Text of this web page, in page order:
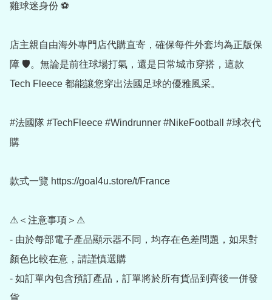
雞球迷身份 ⚽
店主親自由海外專門店代購直寄，確保每件外套均為正版保
障 🛡️。無論是前往球場打氣，還是日常城市穿搭，這款
Tech Fleece 都能讓您穿出法國足球的優雅風采。
#法國隊 #TechFleece #Windrunner #NikeFootball #球衣代
購
款式一覽 https://goal4u.store/t/France
⚠＜注意事項＞⚠
- 由於每部電子產品顯示器不同，均存在色差問題，如果對
顏色比較在意，請謹慎選購
- 如訂單內包含預訂產品，訂單將於所有貨品到齊後一併發